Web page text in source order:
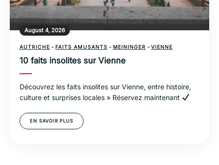
August 4, 2026
AUTRICHE - FAITS AMUSANTS - MEININGER - VIENNE
10 faits insolites sur Vienne
Découvrez les faits insolites sur Vienne, entre histoire,
culture et surprises locales » Réservez maintenant
EN SAVOIR PLUS